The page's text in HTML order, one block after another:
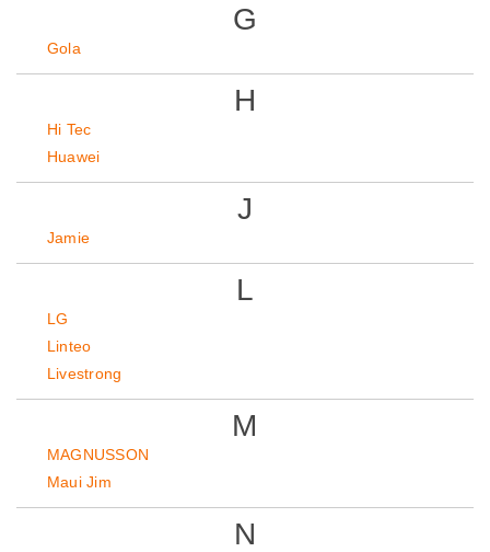
G
Gola
H
Hi Tec
Huawei
J
Jamie
L
LG
Linteo
Livestrong
M
MAGNUSSON
Maui Jim
N